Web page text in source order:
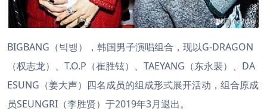
BIGBANG（빅뱅），韩国男子演唱组合，现以G-DRAGON
（权志龙）、T.O.P（崔胜铉）、TAEYANG（东永裴）、DA
ESUNG（姜大声）四名成员的组成形式展开活动，组合原成
员SEUNGRI（李胜贤）于2019年3月退出。